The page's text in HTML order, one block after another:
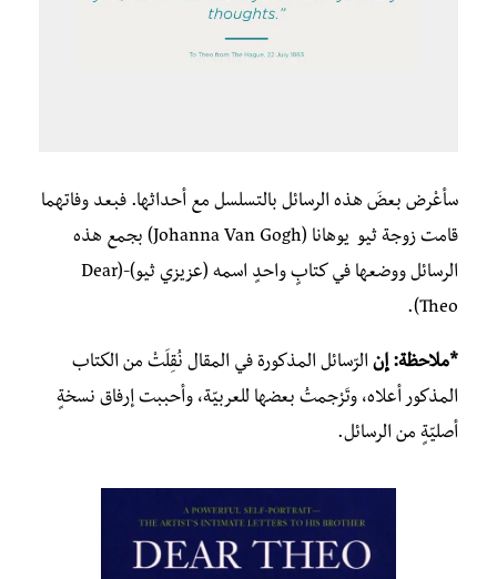
سأعْرض بعضَ هذه الرسائل بالتسلسل مع أحداثها. فبعد وفاتهما
قامت زوجة ثيو يوهانا (Johanna Van Gogh) بجمع هذه
الرسائل ووضعها في كتابٍ واحدٍ اسمه (عزيزي ثيو)-(Dear
Theo).
*ملاحظة: إن الرّسائل المذكورة في المقال نُقِلَتْ من الكتاب
المذكور أعلاه، وتَرْجمتُ بعضها للعربيّة، وأحببت إرفاق نسخةٍ
أصليّةٍ من الرسائل.